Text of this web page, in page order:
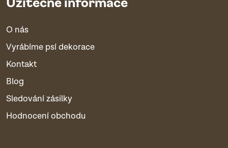
O nás
Vyrábíme psí dekorace
Kontakt
Blog
Sledování zásilky
Hodnocení obchodu